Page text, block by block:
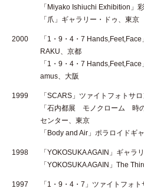
「Miyako Ishiuchi Exhibition」
「爪」ギャラリー・ドゥ、東京
2000
「1・9・4・7
RAKU、京都
「1・9・4・7
amus、大阪
1999
「SCARS」ツァイトフォトサ
「石内都展 モノクローム 時
センター、東京
「Body and Air」ポラロイドギ
1998
「YOKOSUKA AGAIN」ギャラ
「YOKOSUKA AGAIN」The
1997
「1・9・4・7」ツァイトフォ